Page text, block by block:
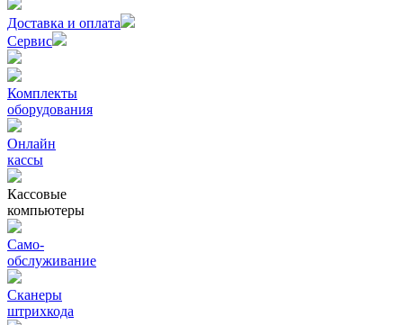
Доставка и оплата
Сервис
Комплекты
оборудования
Онлайн
кассы
Кассовые
компьютеры
Само-
обслуживание
Сканеры
штрихкода